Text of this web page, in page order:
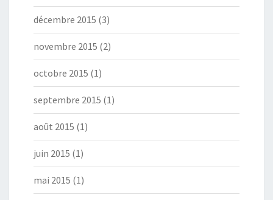
décembre 2015 (3)
novembre 2015 (2)
octobre 2015 (1)
septembre 2015 (1)
août 2015 (1)
juin 2015 (1)
mai 2015 (1)